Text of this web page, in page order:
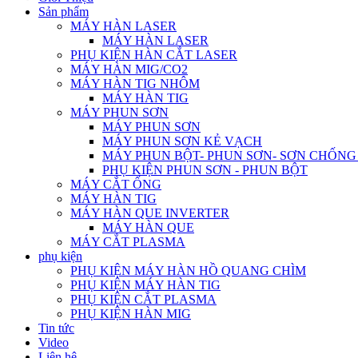
Sản phẩm
MÁY HÀN LASER
MÁY HÀN LASER
PHỤ KIỆN HÀN CẮT LASER
MÁY HÀN MIG/CO2
MÁY HÀN TIG NHÔM
MÁY HÀN TIG
MÁY PHUN SƠN
MÁY PHUN SƠN
MÁY PHUN SƠN KẺ VẠCH
MÁY PHUN BỘT- PHUN SƠN- SƠN
PHỤ KIỆN PHUN SƠN - PHUN BỘT
MÁY CẮT ỐNG
MÁY HÀN TIG
MÁY HÀN QUE INVERTER
MÁY HÀN QUE
MÁY CẮT PLASMA
phụ kiện
PHỤ KIỆN MÁY HÀN HỒ QUANG CHÌM
PHỤ KIỆN MÁY HÀN TIG
PHỤ KIỆN CẮT PLASMA
PHỤ KIỆN HÀN MIG
Tin tức
Video